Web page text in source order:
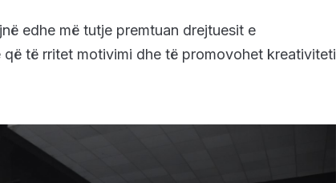
edhe më tutje premtuan drejtuesit e
të rritet motivimi dhe të promovohet kreativiteti